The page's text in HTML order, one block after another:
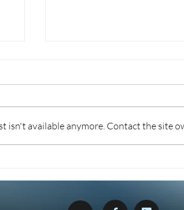
isn't available anymore. Contact the site